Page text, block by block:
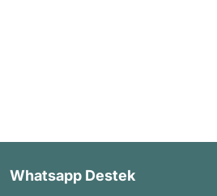
Whatsapp Destek